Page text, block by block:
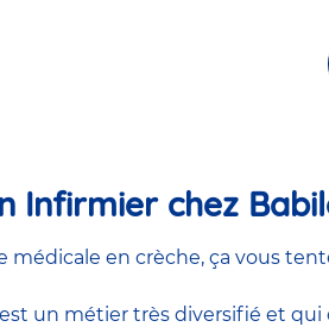
Infirmier chez
médicale en crèche, ça vous
un métier très diversifié et qui